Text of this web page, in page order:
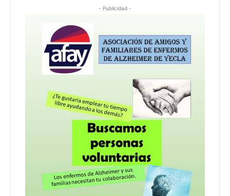
- Publicidad -